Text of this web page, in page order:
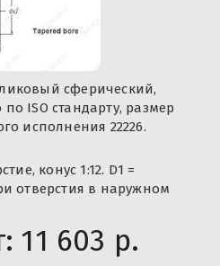
сферический,
ISO стандарту, размер
исполнения 22226.
конус 1:12. D1 =
отверстия в наружном
11 603 р.